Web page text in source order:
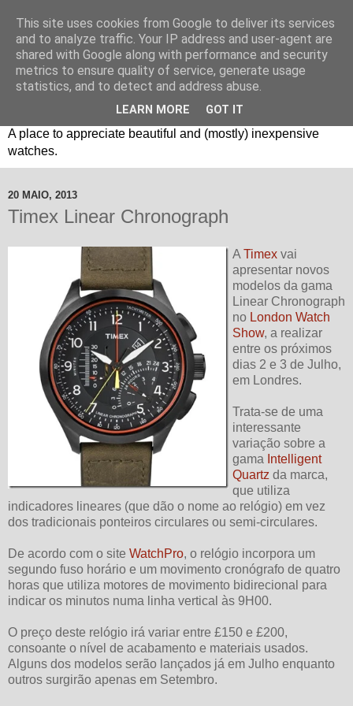
Um espaço sobre relógios "B3": Bons, Bonitos e Baratos. //
A place to appreciate beautiful and (mostly) inexpensive
watches.
20 MAIO, 2013
Timex Linear Chronograph
A Timex vai
apresentar novos
modelos da gama
Linear Chronograph
no London Watch
Show, a realizar
entre os próximos
dias 2 e 3 de Julho,
em Londres.
Trata-se de uma
interessante
variação sobre a
gama Intelligent
Quartz da marca,
que utiliza
indicadores lineares (que dão o nome ao relógio) em vez
dos tradicionais ponteiros circulares ou semi-circulares.
De acordo com o site WatchPro, o relógio incorpora um
segundo fuso horário e um movimento cronógrafo de quatro
horas que utiliza motores de movimento bidirecional para
indicar os minutos numa linha vertical às 9H00.
O preço deste relógio irá variar entre £150 e £200,
consoante o nível de acabamento e materiais usados.
Alguns dos modelos serão lançados já em Julho enquanto
outros surgirão apenas em Setembro.
This site uses cookies from Google to deliver its services
and to analyze traffic. Your IP address and user-agent are
shared with Google along with performance and security
metrics to ensure quality of service, generate usage
statistics, and to detect and address abuse.
LEARN MORE GOT IT